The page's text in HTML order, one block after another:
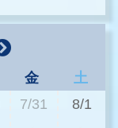
金
土
7/31 8/1